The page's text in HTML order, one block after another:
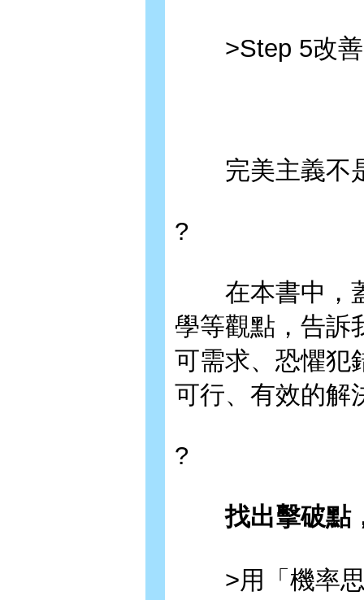
>Step 5改善
完美主義不是
?
在本書中，蓋
學等觀點，告訴
可需求、恐懼犯
可行、有效的解
?
找出擊破點，
>用「機率思